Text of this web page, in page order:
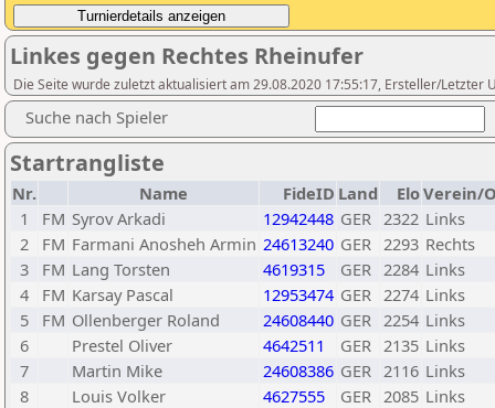
Linkes gegen Rechtes Rheinufer
Die Seite wurde zuletzt aktualisiert am 29.08.2020 17:55:17, Ersteller/Letzter
Suche nach Spieler
Startrangliste
Nr. Name FideID Land EloVerein/
1
FM Syrov Arkadi 12942448 GER 2322 Links
2
FM Farmani Anosheh Armin 24613240 GER 2293 Rechts
3
FM Lang Torsten 4619315 GER 2284 Links
4
FM Karsay Pascal 12953474 GER 2274 Links
5
FM Ollenberger Roland 24608440 GER 2254 Links
6
Prestel Oliver 4642511 GER 2135 Links
7
Martin Mike 24608386 GER 2116 Links
8
Louis Volker 4627555 GER 2085 Links